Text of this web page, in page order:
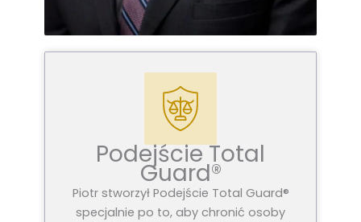
Podejście Total
Guard®
Piotr stworzył Podejście Total Guard®
specjalnie po to, aby chronić osoby